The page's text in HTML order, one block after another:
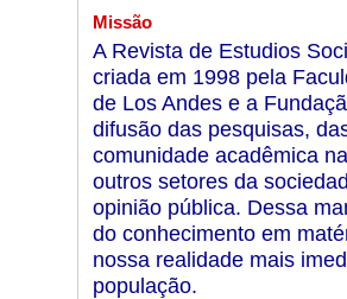
Missão
A Revista de Estudios
criada em 1998 pela
de Los Andes e a
difusão das pesquisas,
comunidade acadêmica
outros setores da
opinião pública. Dessa
do conhecimento em
nossa realidade mais
população.